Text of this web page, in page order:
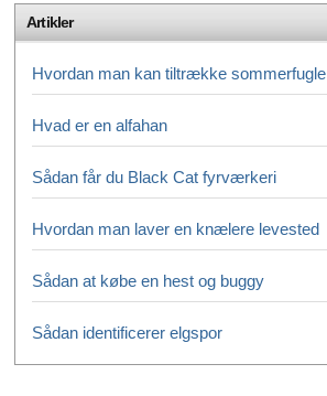
Artikler
Hvordan man kan tiltrække
Hvad er en alfahan
Sådan får du Black Cat fyrværkeri
Hvordan man laver en knælere levested
Sådan at købe en hest og buggy
Sådan identificerer elgspor